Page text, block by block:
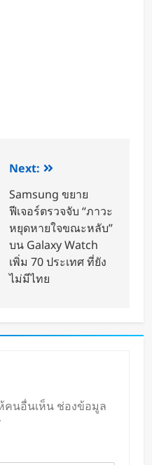
Next:
Samsung ขยาย
ฟีเจอร์ตรวจจับ “ภาวะ
หยุดหายใจขณะหลับ”
บน Galaxy Watch
เพิ่ม 70 ประเทศ ที่ยัง
ไม่มีไทย
คนอื่นเห็น ช่องข้อมูล